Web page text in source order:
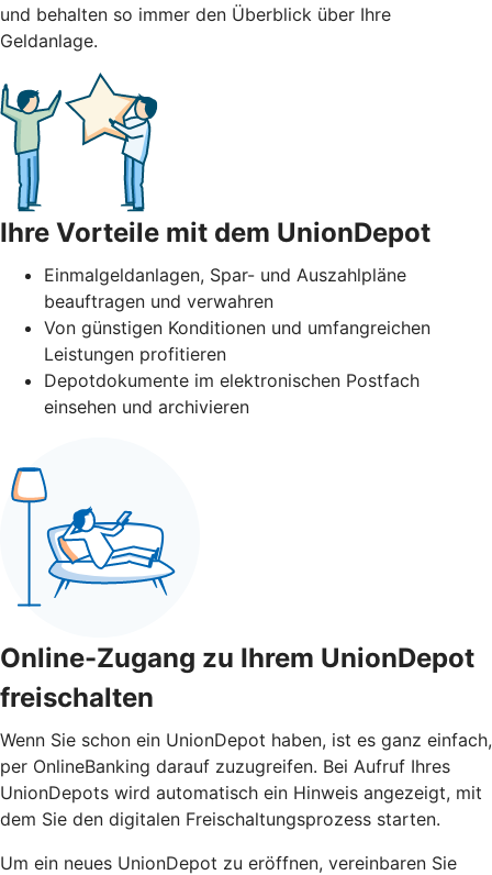
und behalten so immer den Überblick über Ihre
Geldanlage.
Ihre Vorteile mit dem UnionDepot
Einmalgeldanlagen, Spar- und Auszahlpläne
beauftragen und verwahren
Von günstigen Konditionen und umfangreichen
Leistungen profitieren
Depotdokumente im elektronischen Postfach
einsehen und archivieren
Online-Zugang zu Ihrem UnionDepot
freischalten
Wenn Sie schon ein UnionDepot haben, ist es ganz einfach,
per OnlineBanking darauf zuzugreifen. Bei Aufruf Ihres
UnionDepots wird automatisch ein Hinweis angezeigt, mit
dem Sie den digitalen Freischaltungsprozess starten.
Um ein neues UnionDepot zu eröffnen, vereinbaren Sie